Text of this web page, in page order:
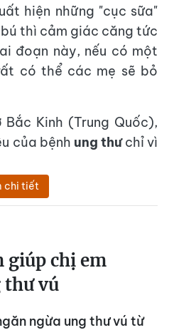
hiện những "cục sữa"
thì cảm giác căng tức
đoạn này, nếu có một
có thể các mẹ sẽ bỏ
Kinh (Trung Quốc),
của bệnh ung thưchỉ vì
chi tiết
giúp chị em
thư vú
ngừa ung thư vú từ